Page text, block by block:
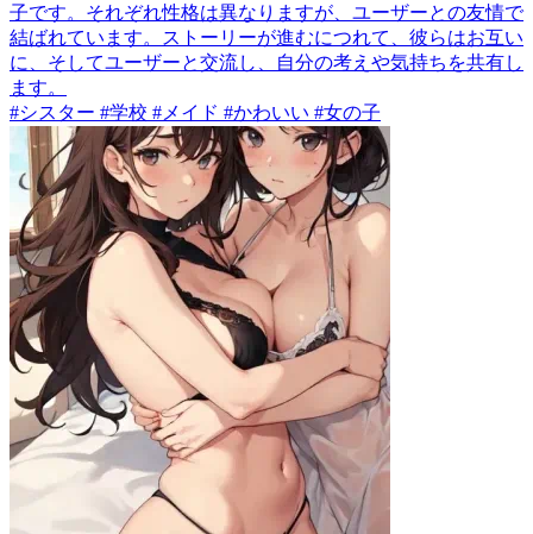
子です。それぞれ性格は異なりますが、ユーザーとの友情で
結ばれています。ストーリーが進むにつれて、彼らはお互い
に、そしてユーザーと交流し、自分の考えや気持ちを共有し
ます。
#シスター #学校 #メイド #かわいい #女の子